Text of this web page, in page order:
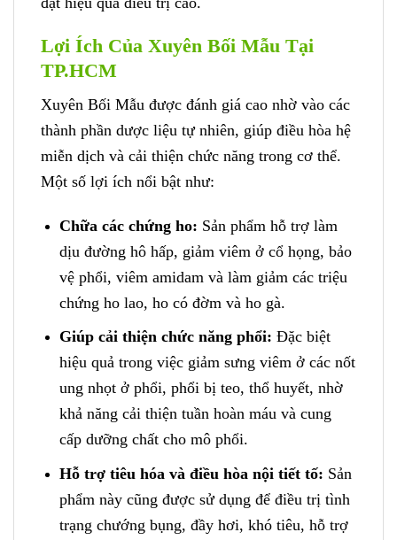
Lợi Ích Của Xuyên Bối Mẫu Tại
TP.HCM
Xuyên Bối Mẫu được đánh giá cao nhờ vào các
thành phần dược liệu tự nhiên, giúp điều hòa hệ
miễn dịch và cải thiện chức năng trong cơ thể.
Một số lợi ích nổi bật như:
Chữa các chứng ho: Sản phẩm hỗ trợ làm
dịu đường hô hấp, giảm viêm ở cổ họng, bảo
vệ phổi, viêm amidam và làm giảm các triệu
chứng ho lao, ho có đờm và ho gà.
Giúp cải thiện chức năng phổi: Đặc biệt
hiệu quả trong việc giảm sưng viêm ở các nốt
ung nhọt ở phổi, phổi bị teo, thổ huyết, nhờ
khả năng cải thiện tuần hoàn máu và cung
cấp dưỡng chất cho mô phổi.
Hỗ trợ tiêu hóa và điều hòa nội tiết tố: Sản
phẩm này cũng được sử dụng để điều trị tình
trạng chướng bụng, đầy hơi, khó tiêu, hỗ trợ